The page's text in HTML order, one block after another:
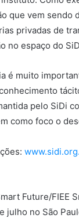
que vem sendo
privadas de
no espaço do
é muito
pelo SiDi
como foco o
Future/FIEE
julho no São